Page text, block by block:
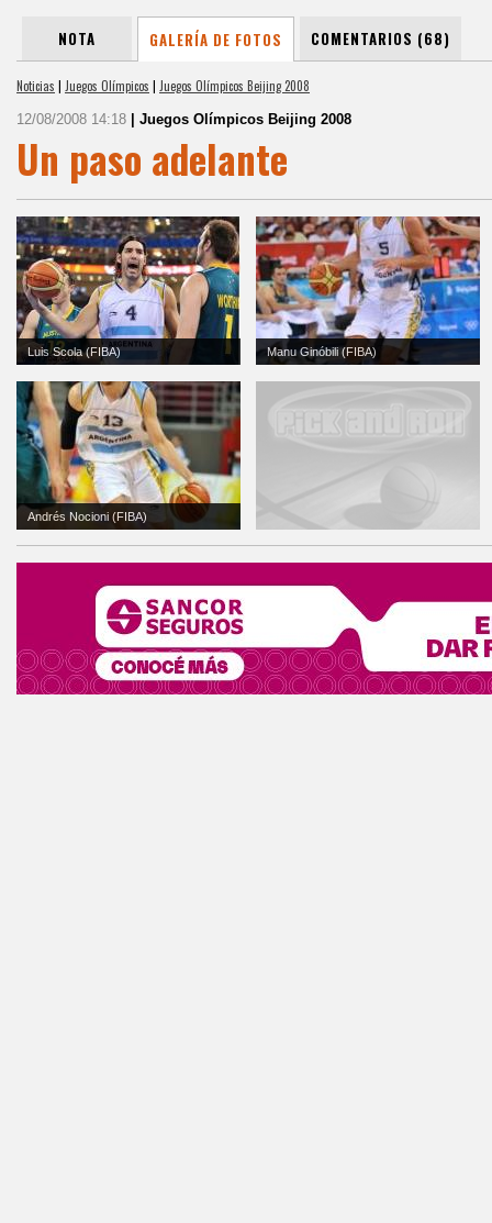
NOTA GALERÍA DE FOTOS COMENTARIOS (68)
Noticias | Juegos Olímpicos | Juegos Olímpicos Beijing 2008
12/08/2008 14:18 | Juegos Olímpicos Beijing 2008
Un paso adelante
Luis Scola (FIBA) Manu Ginóbili (FIBA)
Andrés Nocioni (FIBA)